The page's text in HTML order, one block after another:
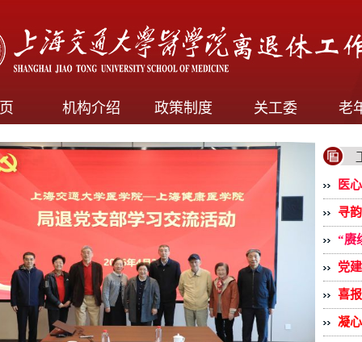
机构介绍 政策制度 关工委 老
医
寻
“赓
党
喜
凝